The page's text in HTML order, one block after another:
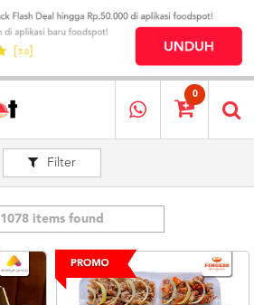
0
Filter
1078 items found